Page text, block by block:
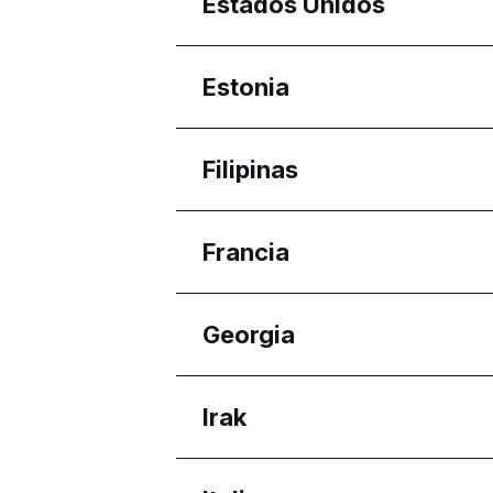
Aragón
Regiones
Ariana Governorate
Estonia
Regiones
Harju maakond
Filipinas
Regiones
Calabarzon
Davao Region
Francia
Regiones
Nouvelle-Aquitaine
Georgia
Regiones
Adjara
Irak